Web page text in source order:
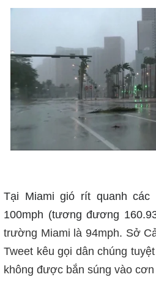
Tại Miami gió rít quanh
100mph (tương đương
trường Miami là 94mph. Sở
Tweet kêu gọi dân chúng
không được bắn súng vào